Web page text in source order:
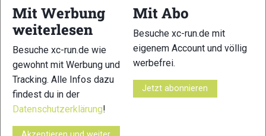
22
Mit Werbung
weiterlesen
Besuche xc-run.de wie
gewohnt mit Werbung und
Tracking. Alle Infos dazu
findest du in der
Datenschutzerklärung!
Mit Abo
Besuche xc-run.de mit
eigenem Account und völlig
werbefrei.
Jetzt abonnieren